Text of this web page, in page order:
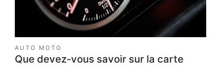
AUTO MOTO
Que devez-vous savoir sur la carte